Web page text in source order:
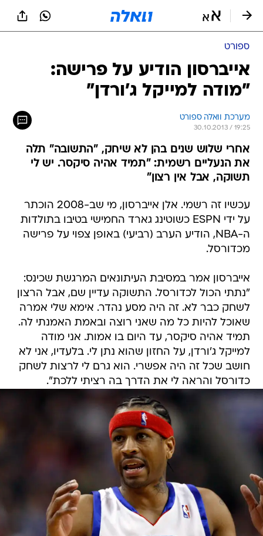
ספורט
אייברסון הודיע על פרישה:
"מודה למייקל ג'ורדן"
מערכת וואלה ספורט
30.10.2013 / 19:25
אחרי שלוש שנים בהן לא שיחק, "התשובה" תלה
את הנעליים רשמית: "תמיד אהיה סיקסר. יש לי
תשוקה, אבל אין רצון"
עכשיו זה רשמי. אלן אייברסון, מי שב-2008 הוכתר
על ידי ESPN כשוטינג גארד החמישי בטיבו בתולדות
ה-NBA, הודיע הערב (רביעי) באופן צפוי על פרישה
מכדורסל.
אייברסון אמר במסיבת העיתונאים המרגשת שכינס:
"נתתי הכול לכדורסל. התשוקה עדיין שם, אבל הרצון
לשחק כבר לא. זה היה מסע נהדר. אימא שלי אמרה
שאוכל להיות כל מה שאני רוצה ובאמת האמנתי לה.
תמיד אהיה סיקסר, עד היום בו אמות. אני מודה
למייקל ג'ורדן, על החזון שהוא נתן לי. בלעדיו, אני לא
חושב שכל זה היה אפשרי. הוא גרם לי לרצות לשחק
כדורסל והראה לי את הדרך בה רציתי ללכת".